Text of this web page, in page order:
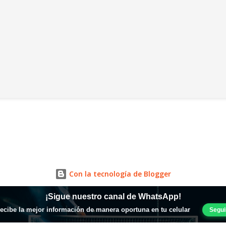
Con la tecnología de Blogger
¡Sigue nuestro canal de WhatsApp!
la mejor información de manera oportuna en tu celular